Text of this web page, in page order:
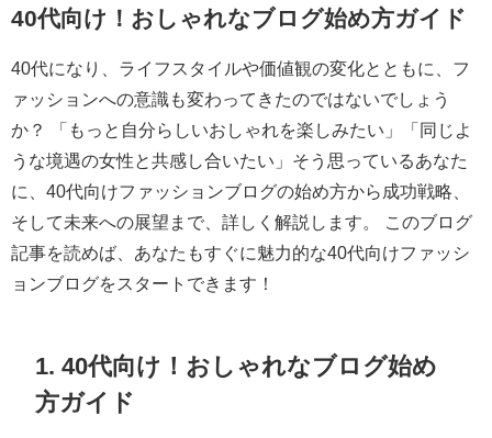
40代向け！おしゃれなブログ始め方ガイド
40代になり、ライフスタイルや価値観の変化とともに、フ
ァッションへの意識も変わってきたのではないでしょう
か？ 「もっと自分らしいおしゃれを楽しみたい」「同じよ
うな境遇の女性と共感し合いたい」そう思っているあなた
に、40代向けファッションブログの始め方から成功戦略、
そして未来への展望まで、詳しく解説します。 このブログ
記事を読めば、あなたもすぐに魅力的な40代向けファッシ
ョンブログをスタートできます！
1. 40代向け！おしゃれなブログ始め
方ガイド